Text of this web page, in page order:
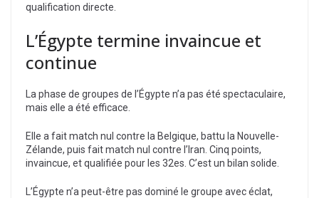
qualification directe.
L’Égypte termine invaincue et
continue
La phase de groupes de l’Égypte n’a pas été spectaculaire,
mais elle a été efficace.
Elle a fait match nul contre la Belgique, battu la Nouvelle-
Zélande, puis fait match nul contre l’Iran. Cinq points,
invaincue, et qualifiée pour les 32es. C’est un bilan solide.
L’Égypte n’a peut-être pas dominé le groupe avec éclat,